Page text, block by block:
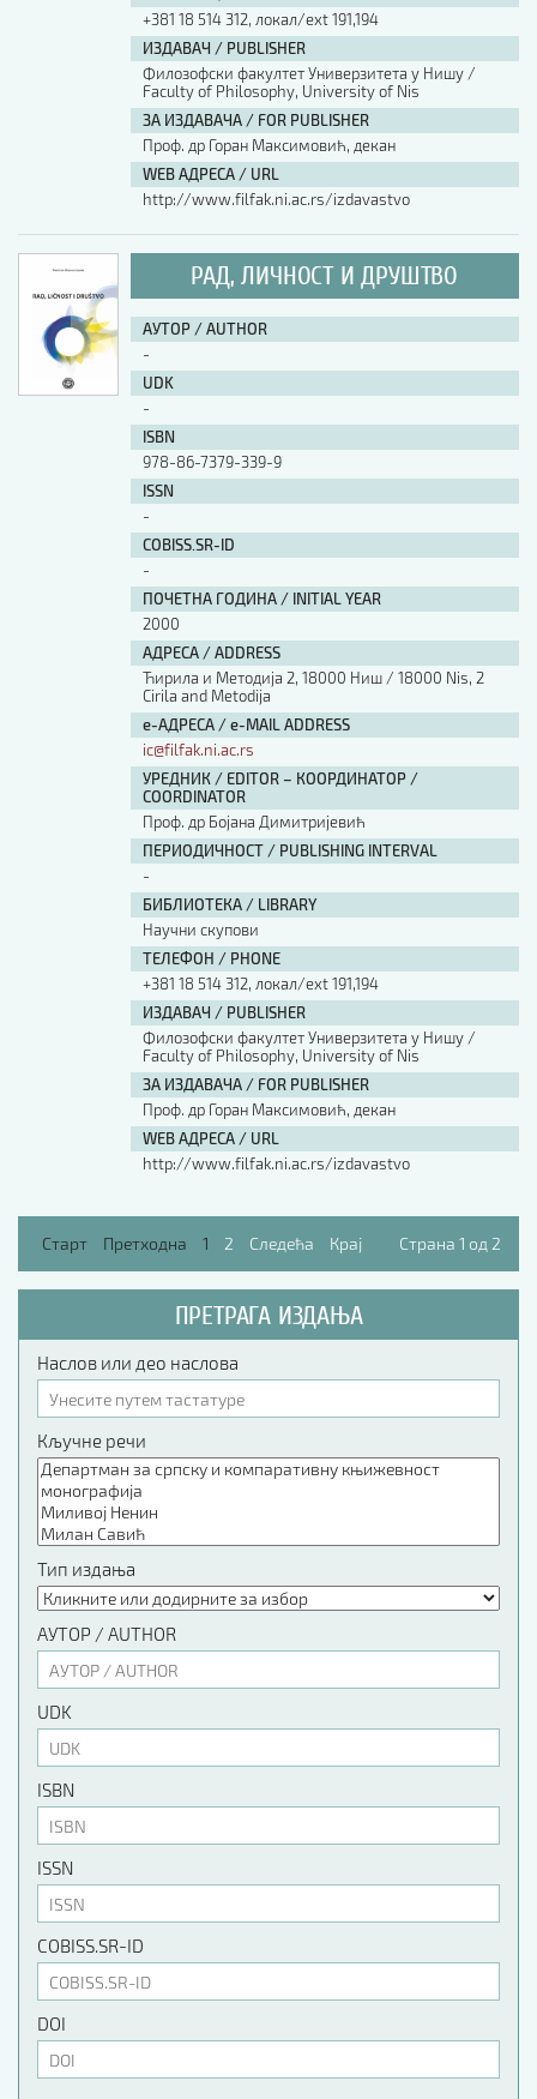
+381 18 514 312, локал/ext 191,194
ИЗДАВАЧ / PUBLISHER
Филозофски факултет Универзитета у Нишу /
Faculty of Philosophy, University of Nis
ЗА ИЗДАВАЧА / FOR PUBLISHER
Проф. др Горан Максимовић, декан
WEB АДРЕСА / URL
http://www.filfak.ni.ac.rs/izdavastvo
РАД, ЛИЧНОСТ И ДРУШТВО
АУТОР / AUTHOR
-
UDK
-
ISBN
978-86-7379-339-9
ISSN
-
COBISS.SR-ID
-
ПОЧЕТНА ГОДИНА / INITIAL YEAR
2000
АДРЕСА / ADDRESS
Ћирила и Методија 2, 18000 Ниш / 18000 Nis, 2
Cirila and Metodija
е-АДРЕСА / e-MAIL ADDRESS
ic@filfak.ni.ac.rs
УРЕДНИК / EDITOR – КООРДИНАТОР /
COORDINATOR
Проф. др Бојана Димитријевић
ПЕРИОДИЧНОСТ / PUBLISHING INTERVAL
-
БИБЛИОТЕКА / LIBRARY
Научни скупови
ТЕЛЕФОН / PHONE
+381 18 514 312, локал/ext 191,194
ИЗДАВАЧ / PUBLISHER
Филозофски факултет Универзитета у Нишу /
Faculty of Philosophy, University of Nis
ЗА ИЗДАВАЧА / FOR PUBLISHER
Проф. др Горан Максимовић, декан
WEB АДРЕСА / URL
http://www.filfak.ni.ac.rs/izdavastvo
Старт Претходна 1 2 Следећа Крај Страна 1 од 2
ПРЕТРАГА ИЗДАЊА
Наслов или део наслова
Кључне речи
Тип издања
АУТОР / AUTHOR
UDK
ISBN
ISSN
COBISS.SR-ID
DOI